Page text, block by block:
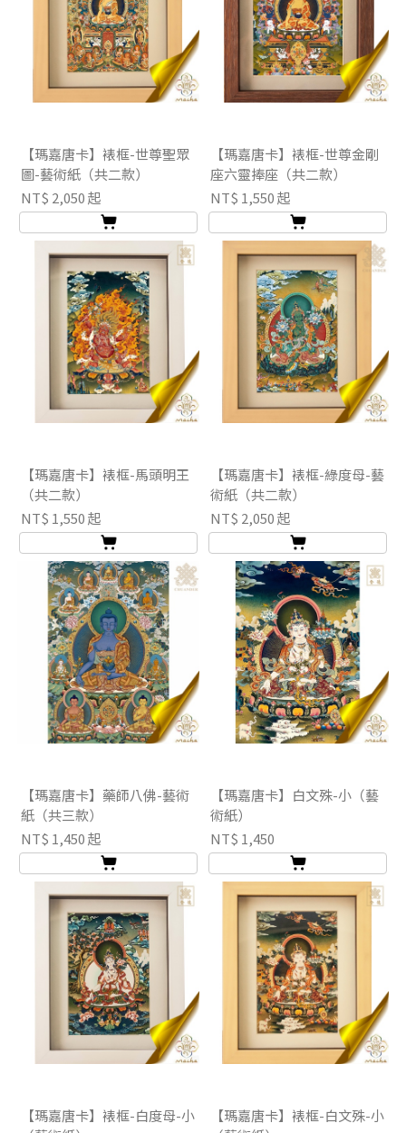
【瑪嘉唐卡】裱框-世尊聖眾
圖-藝術紙（共二款）
NT$ 2,050 起
【瑪嘉唐卡】裱框-世尊金剛
座六靈捧座（共二款）
NT$ 1,550 起
【瑪嘉唐卡】裱框-馬頭明王
（共二款）
NT$ 1,550 起
【瑪嘉唐卡】裱框-綠度母-藝
術紙（共二款）
NT$ 2,050 起
【瑪嘉唐卡】藥師八佛-藝術
紙（共三款）
NT$ 1,450 起
【瑪嘉唐卡】白文殊-小（藝
術紙）
NT$ 1,450
【瑪嘉唐卡】裱框-白度母-小
【瑪嘉唐卡】裱框-白文殊-小